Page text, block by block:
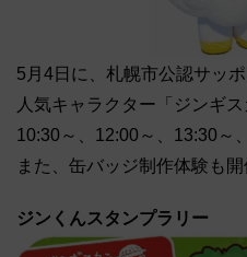
5月4日に、札幌市公認サッ
人気キャラクター「ジンギ
10:30～、12:00～、13:30～
また、缶バッジ制作体験も開
ジンくんスタンプラリー